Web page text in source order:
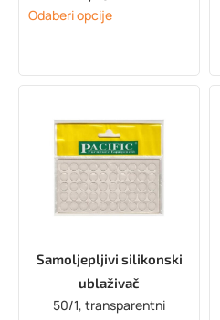
Odaberi opcije
Samoljepljivi silikonski
ublaživač
50/1, transparentni